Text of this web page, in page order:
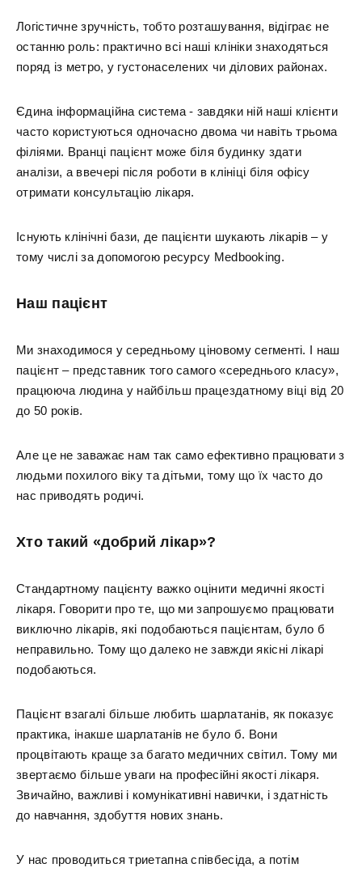
Логістичне зручність, тобто розташування, відіграє не
останню роль: практично всі наші клініки знаходяться
поряд із метро, у густонаселених чи ділових районах.
Єдина інформаційна система - завдяки ній наші клієнти
часто користуються одночасно двома чи навіть трьома
філіями. Вранці пацієнт може біля будинку здати
аналізи, а ввечері після роботи в клініці біля офісу
отримати консультацію лікаря.
Існують клінічні бази, де пацієнти шукають лікарів – у
тому числі за допомогою ресурсу Medbooking.
Наш пацієнт
Ми знаходимося у середньому ціновому сегменті. І наш
пацієнт – представник того самого «середнього класу»,
працююча людина у найбільш працездатному віці від 20
до 50 років.
Але це не заважає нам так само ефективно працювати з
людьми похилого віку та дітьми, тому що їх часто до
нас приводять родичі.
Хто такий «добрий лікар»?
Стандартному пацієнту важко оцінити медичні якості
лікаря. Говорити про те, що ми запрошуємо працювати
виключно лікарів, які подобаються пацієнтам, було б
неправильно. Тому що далеко не завжди якісні лікарі
подобаються.
Пацієнт взагалі більше любить шарлатанів, як показує
практика, інакше шарлатанів не було б. Вони
процвітають краще за багато медичних світил. Тому ми
звертаємо більше уваги на професійні якості лікаря.
Звичайно, важливі і комунікативні навички, і здатність
до навчання, здобуття нових знань.
У нас проводиться триетапна співбесіда, а потім